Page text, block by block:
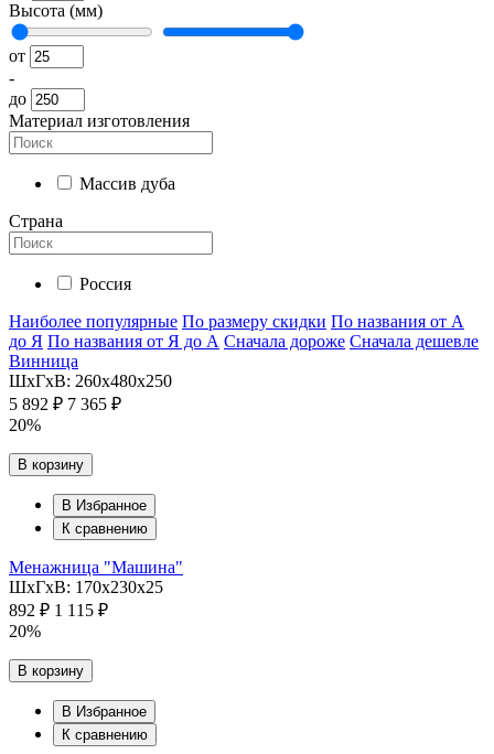
Высота (мм)
от
-
до
Материал изготовления
Массив дуба
Страна
Россия
Наиболее популярные По размеру скидки По названия от А
до Я По названия от Я до А Сначала дороже Сначала дешевле
Винница
ШхГхВ: 260х480х250
5 892 ₽ 7 365 ₽
20%
В корзину
В Избранное
К сравнению
Менажница "Машина"
ШхГхВ: 170х230х25
892 ₽ 1 115 ₽
20%
В корзину
В Избранное
К сравнению